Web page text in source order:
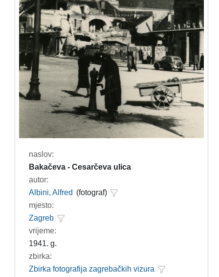
naslov:
Bakačeva - Cesarčeva ulica
autor:
Albini, Alfred (fotograf)
mjesto:
Zagreb
vrijeme:
1941. g.
zbirka:
Zbirka fotografija zagrebačkih vizura